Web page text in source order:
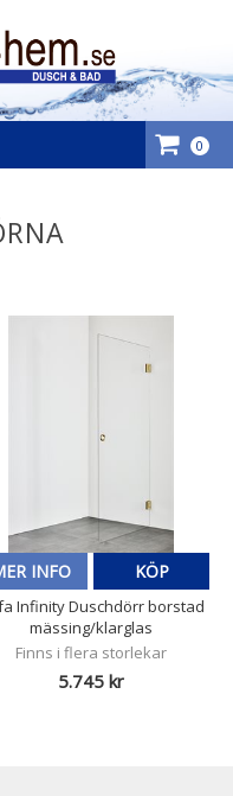
0
INFO KÖP
Infinity Duschdörr borstad
mässing/klarglas
Finns i flera storlekar
5.745 kr